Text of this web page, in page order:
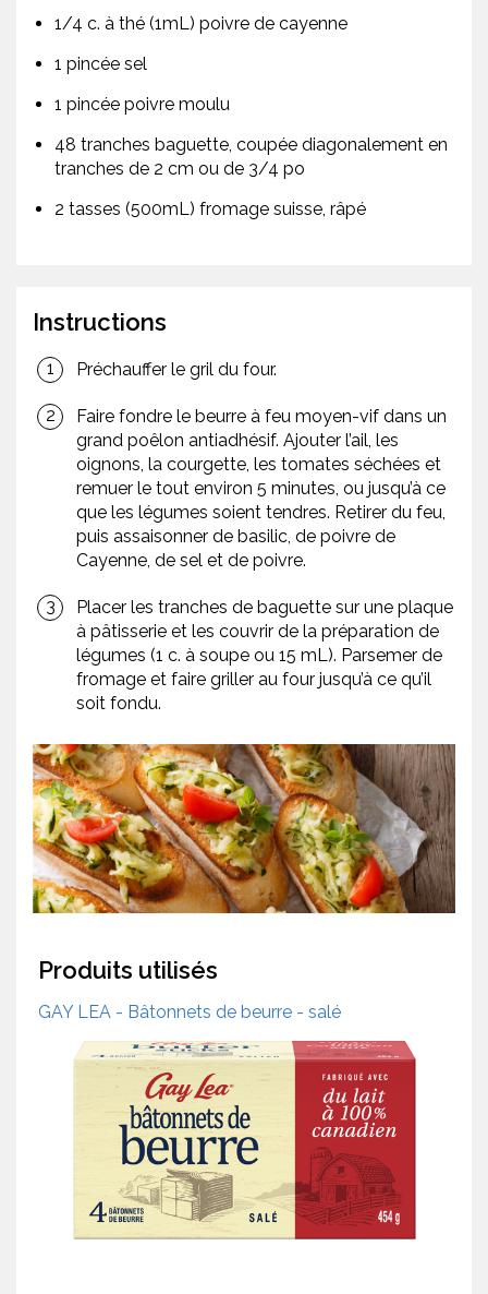
1/4 c. à thé (1mL) poivre de cayenne
1 pincée sel
1 pincée poivre moulu
48 tranches baguette, coupée diagonalement en
tranches de 2 cm ou de 3/4 po
2 tasses (500mL) fromage suisse, râpé
Instructions
Préchauffer le gril du four.
Faire fondre le beurre à feu moyen-vif dans un
grand poêlon antiadhésif. Ajouter l’ail, les
oignons, la courgette, les tomates séchées et
remuer le tout environ 5 minutes, ou jusqu’à ce
que les légumes soient tendres. Retirer du feu,
puis assaisonner de basilic, de poivre de
Cayenne, de sel et de poivre.
Placer les tranches de baguette sur une plaque
à pâtisserie et les couvrir de la préparation de
légumes (1 c. à soupe ou 15 mL). Parsemer de
fromage et faire griller au four jusqu’à ce qu’il
soit fondu.
Produits utilisés
GAY LEA - Bâtonnets de beurre - salé